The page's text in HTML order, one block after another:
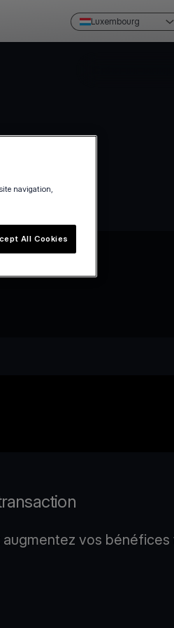
Luxembourg
vos
navigation,
All Cookies